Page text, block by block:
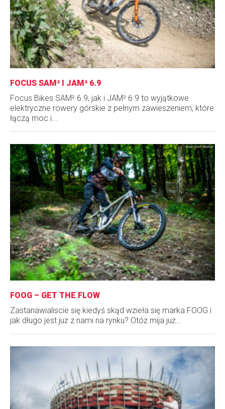
FOCUS SAM² I JAM² 6.9
Focus Bikes SAM² 6.9, jak i JAM² 6.9 to wyjątkowe
elektryczne rowery górskie z pełnym zawieszeniem, które
łączą moc i...
FOOG – GET THE FLOW
Zastanawialiscie się kiedyś skąd wzieła się marka FOOG i
jak długo jest już z nami na rynku? Otóż mija już...